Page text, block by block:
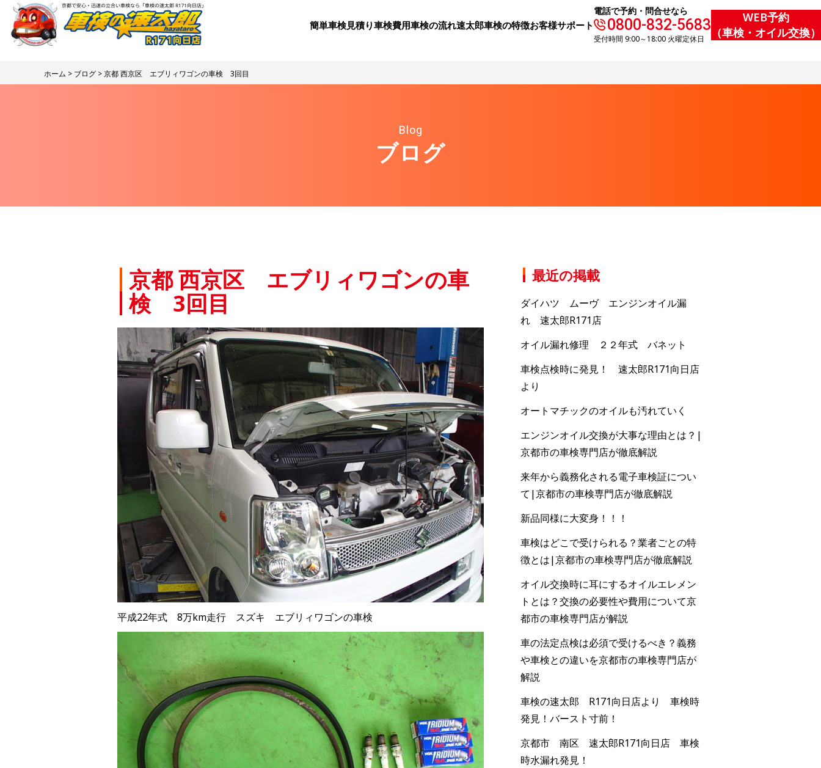
簡単車検見積り⾞検費⽤⾞検の流れ速太郎⾞検の特徴お客様サポート
電話で予約・問合せなら
0800-832-5683
受付時間 9:00～18:00 火曜定休日
WEB予約
（車検・オイル交換）
ホーム > ブログ > 京都 西京区 エブリィワゴンの車検 3回目
Blog
ブログ
京都 西京区 エブリィワゴンの車
検 3回目
平成22年式 8万km走行 スズキ エブリィワゴンの車検
最近の掲載
ダイハツ ムーヴ エンジンオイル漏
れ 速太郎R171店
オイル漏れ修理 ２２年式 バネット
車検点検時に発見！ 速太郎R171向日店
より
オートマチックのオイルも汚れていく
エンジンオイル交換が大事な理由とは？|
京都市の車検専門店が徹底解説
来年から義務化される電子車検証につい
て|京都市の車検専門店が徹底解説
新品同様に大変身！！！
車検はどこで受けられる？業者ごとの特
徴とは|京都市の車検専門店が徹底解説
オイル交換時に耳にするオイルエレメン
トとは？交換の必要性や費用について京
都市の車検専門店が解説
車の法定点検は必須で受けるべき？義務
や車検との違いを京都市の車検専門店が
解説
車検の速太郎 R171向日店より 車検時
発見！バースト寸前！
京都市 南区 速太郎R171向日店 車検
時水漏れ発見！